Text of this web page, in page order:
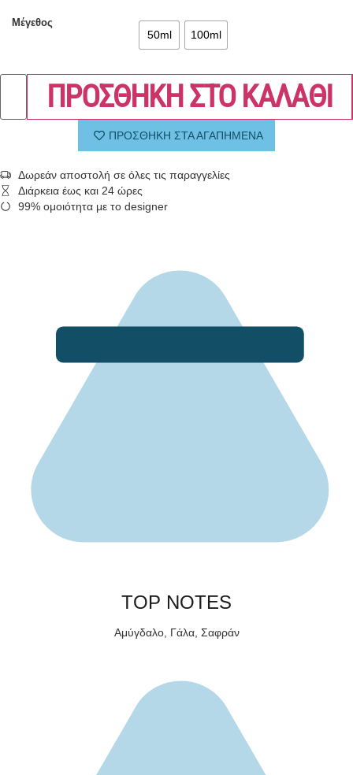
Μέγεθος
50ml 100ml
ΠΡΟΣΘΗΚΗ ΣΤΟ ΚΑΛΑΘΙ
ΠΡΟΣΘΗΚΗ ΣΤΑ ΑΓΑΠΗΜΕΝΑ
Δωρεάν αποστολή σε όλες τις παραγγελίες
Διάρκεια έως και 24 ώρες
99% ομοιότητα με το designer
TOP NOTES
Αμύγδαλο, Γάλα, Σαφράν